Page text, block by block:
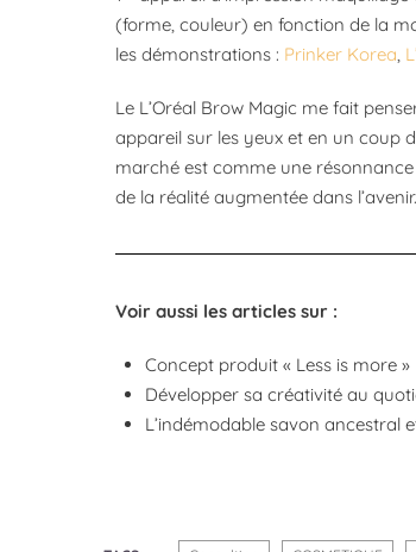
(forme, couleur) en fonction de la
les démonstrations : Prinker Korea,
Le L’Oréal Brow Magic me fait
appareil sur les yeux et en un coup
marché est comme une
de la réalité augmentée dans
Voir aussi les articles sur :
Concept produit « Less is more »
Développer sa créativité au
L’indémodable savon ancestral